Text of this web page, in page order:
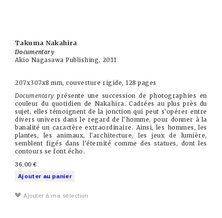
Takuma Nakahira
Documentary
Akio Nagasawa Publishing, 2011
207x307x8 mm, couverture rigide, 128 pages
Documentary présente une succession de photographies en
couleur du quotidien de Nakahira. Cadrées au plus près du
sujet, elles témoignent de la jonction qui peut s'opérer entre
divers univers dans le regard de l'homme, pour donner à la
banalité un caractère extraordinaire. Ainsi, les hommes, les
plantes, les animaux, l'architecture, les jeux de lumière,
semblent figés dans l'éternité comme des statues, dont les
contours se font écho.
36,00 €
Ajouter au panier
Ajouter à ma sélection